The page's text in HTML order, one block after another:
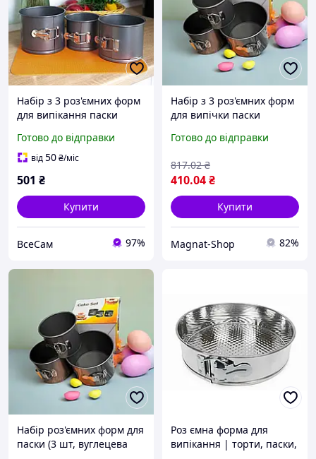
Набір з 3 роз'ємних форм
для випікання паски
антипригарним/
тефлоновим покриттям
Готово до відправки
від50₴/міс
501 ₴
Купити
ВсеСам 97%
Набір з 3 роз'ємних форм
для випічки паски
зусиль!
Готово до відправки
410.04₴
817.02 ₴
Купити
Magnat-Shop 82%
Набір роз'ємних форм для
паски (3 шт, вуглецева
Роз ємна форма для
випікання | торти, паски,